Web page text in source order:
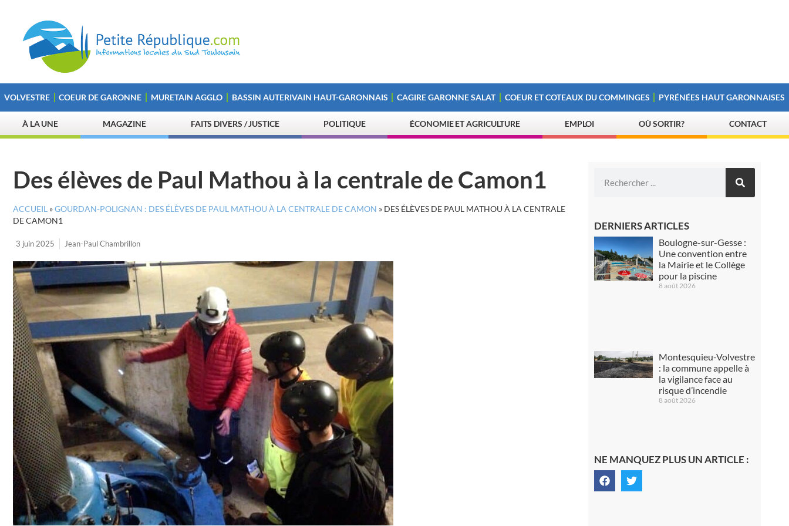
VOLVESTRE COEUR DE GARONNE MURETAIN AGGLO BASSIN AUTERIVAIN HAUT-GARONNAIS CAGIRE GARONNE SALAT COEUR ET COTEAUX DU COMMINGES PYRÉNÉES HAUT GARONNAISES
À LA UNE MAGAZINE FAITS DIVERS / JUSTICE POLITIQUE ÉCONOMIE ET AGRICULTURE EMPLOI OÙ SORTIR? CONTACT
Des élèves de Paul Mathou à la centrale de Camon1
ACCUEIL »GOURDAN-POLIGNAN : DES ÉLÈVES DE PAUL MATHOU À LA CENTRALE DE CAMON » DES ÉLÈVES DE PAUL MATHOU À LA CENTRALE
DE CAMON1
3 juin 2025 Jean-Paul Chambrillon
DERNIERS ARTICLES
Boulogne-sur-Gesse :
Une convention entre
la Mairie et le Collège
pour la piscine
8 août 2026
Montesquieu-Volvestre
: la commune appelle à
la vigilance face au
risque d’incendie
8 août 2026
NE MANQUEZ PLUS UN ARTICLE :